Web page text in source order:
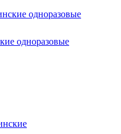
одноразовые
одноразовые